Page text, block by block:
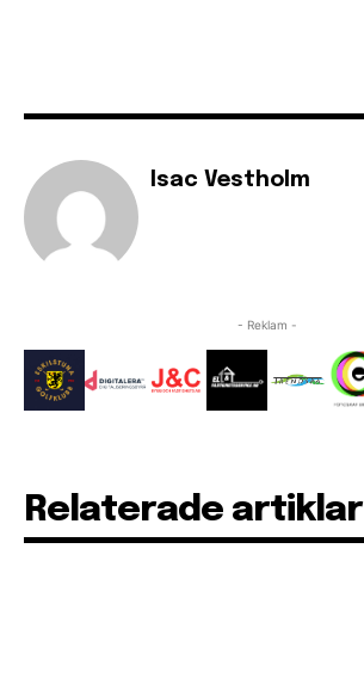
Isac Vestholm
- Reklam -
Relaterade artiklar